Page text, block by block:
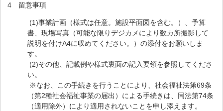
4 留意事項
(1)事業計画（様式は任意。施設平面図を含む。）、予算
書、現場写真（可能な限りデジカメにより数カ所撮影して
説明を付けA4に収めてください。）の添付をお願いしま
す。
(2)その他、記載例や様式裏面の記入要領を参照してくださ
い。
※なお、この手続きを行うことにより、社会福祉法第69条
（第2種社会福祉事業の届出）による手続きは、同法第74条
（適用除外）により適用されないことを申し添えます。